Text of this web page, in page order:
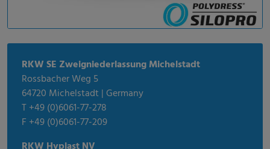
RKW SE Zweigniederlassung Michelstadt
Rossbacher Weg 5
64720 Michelstadt | Germany
T +49 (0)6061-77-278
F +49 (0)6061-77-209